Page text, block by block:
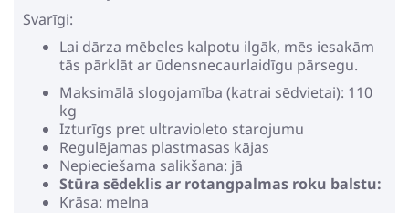
Svarīgi:
Lai dārza mēbeles kalpotu ilgāk, mēs iesakām
tās pārklāt ar ūdensnecaurlaidīgu pārsegu.
Maksimālā slogojamība (katrai sēdvietai): 110
kg
Izturīgs pret ultravioleto starojumu
Regulējamas plastmasas kājas
Nepieciešama salikšana: jā
Stūra sēdeklis ar rotangpalmas roku balstu:
Krāsa: melna